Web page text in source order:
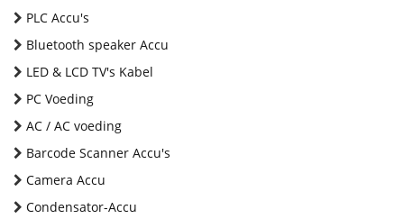
PLC Accu's
Bluetooth speaker Accu
LED & LCD TV's Kabel
PC Voeding
AC / AC voeding
Barcode Scanner Accu's
Camera Accu
Condensator-Accu